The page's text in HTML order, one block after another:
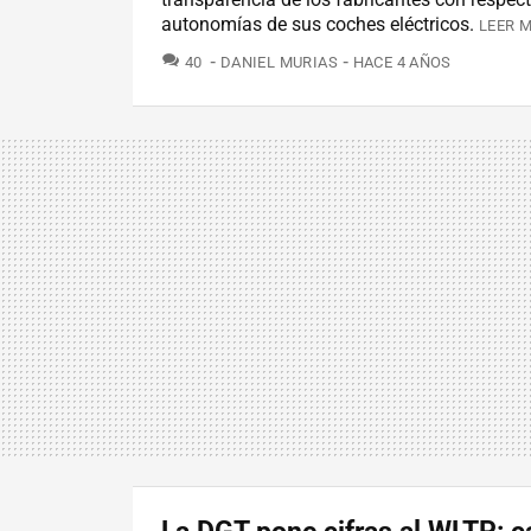
autonomías de sus coches eléctricos. LEER
40 COMENTARIOS
DANIEL MURIAS HACE 4 AÑOS